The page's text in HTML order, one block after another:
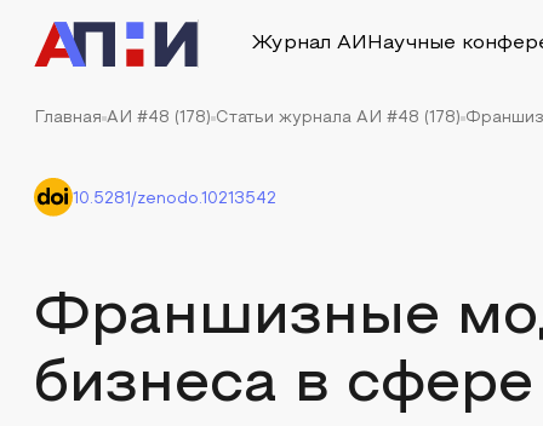
Журнал АИ Научные
Главная АИ #48 (178) Статьи журнала АИ #48 (178)
10.5281/zenodo.10213542
Франшизные
бизнеса в сфере